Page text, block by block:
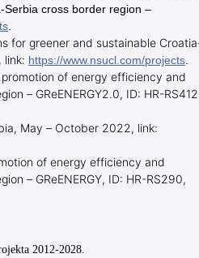
cross border region –
for greener and sustainable
link: https://www.nsucl.com/projects
of energy efficiency and
– GReENERGY2.0, ID: HR-
May – October 2022, link:
of energy efficiency and
– GReENERGY, ID: HR-RS290,
2012-2028.